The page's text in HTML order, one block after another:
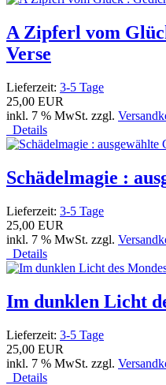
A Zipferl vom
Verse
Lieferzeit: 3-5 Tage
25,00 EUR
inkl. 7 % MwSt. zzgl.
Details
Schädelmagie :
Lieferzeit: 3-5 Tage
25,00 EUR
inkl. 7 % MwSt. zzgl.
Details
Im dunklen Licht
Lieferzeit: 3-5 Tage
25,00 EUR
inkl. 7 % MwSt. zzgl.
Details